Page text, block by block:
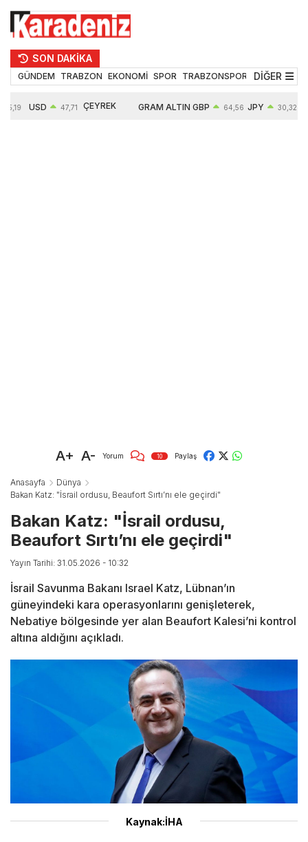
SON DAKİKA
GÜNDEM TRABZON EKONOMİ SPOR TRABZONSPOR TEKNOLOJİ
DİĞER
55,19 USD 47,71 ÇEYREK GRAM ALTIN GBP 64,56 JPY 30,32
A+ A- Yorum 10 Paylaş
Anasayfa
Dünya
Bakan Katz: "İsrail ordusu, Beaufort Sırtı’nı ele geçirdi"
Bakan Katz: "İsrail ordusu,
Beaufort Sırtı’nı ele geçirdi"
Yayın Tarihi: 31.05.2026 - 10:32
İsrail Savunma Bakanı Israel Katz, Lübnan’ın
güneyindeki kara operasyonlarını genişleterek,
Nebatiye bölgesinde yer alan Beaufort Kalesi’ni kontrol
altına aldığını açıkladı.
Kaynak:İHA